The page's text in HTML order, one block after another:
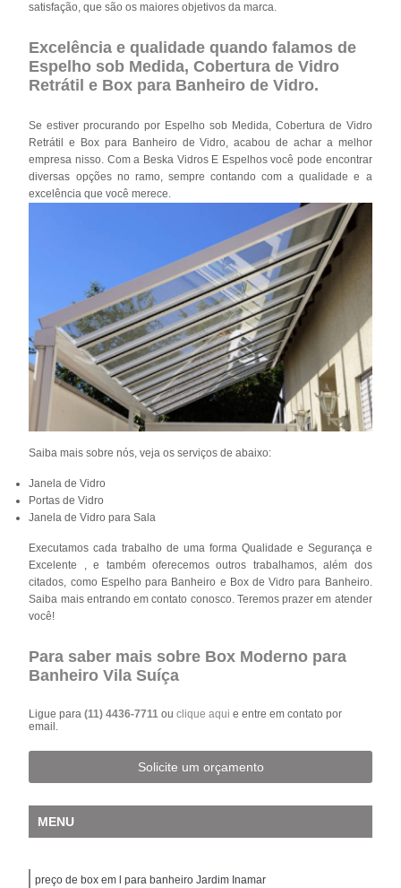
satisfação, que são os maiores objetivos da marca.
Excelência e qualidade quando falamos de
Espelho sob Medida, Cobertura de Vidro
Retrátil e Box para Banheiro de Vidro.
Se estiver procurando por Espelho sob Medida, Cobertura de Vidro
Retrátil e Box para Banheiro de Vidro, acabou de achar a melhor
empresa nisso. Com a Beska Vidros E Espelhos você pode encontrar
diversas opções no ramo, sempre contando com a qualidade e a
excelência que você merece.
Saiba mais sobre nós, veja os serviços de abaixo:
Janela de Vidro
Portas de Vidro
Janela de Vidro para Sala
Executamos cada trabalho de uma forma Qualidade e Segurança e
Excelente , e também oferecemos outros trabalhamos, além dos
citados, como Espelho para Banheiro e Box de Vidro para Banheiro.
Saiba mais entrando em contato conosco. Teremos prazer em atender
você!
Para saber mais sobre Box Moderno para
Banheiro Vila Suíça
Ligue para(11) 4436-7711ouclique aqui e entre em contato por
email.
Solicite um orçamento
MENU
preço de box em l para banheiro Jardim Inamar